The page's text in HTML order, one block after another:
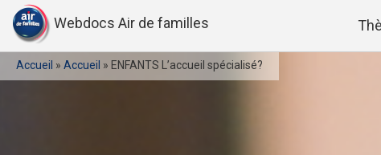
Webdocs Air de familles
Accueil » Accueil » ENFANTS L’accueil spécialisé?